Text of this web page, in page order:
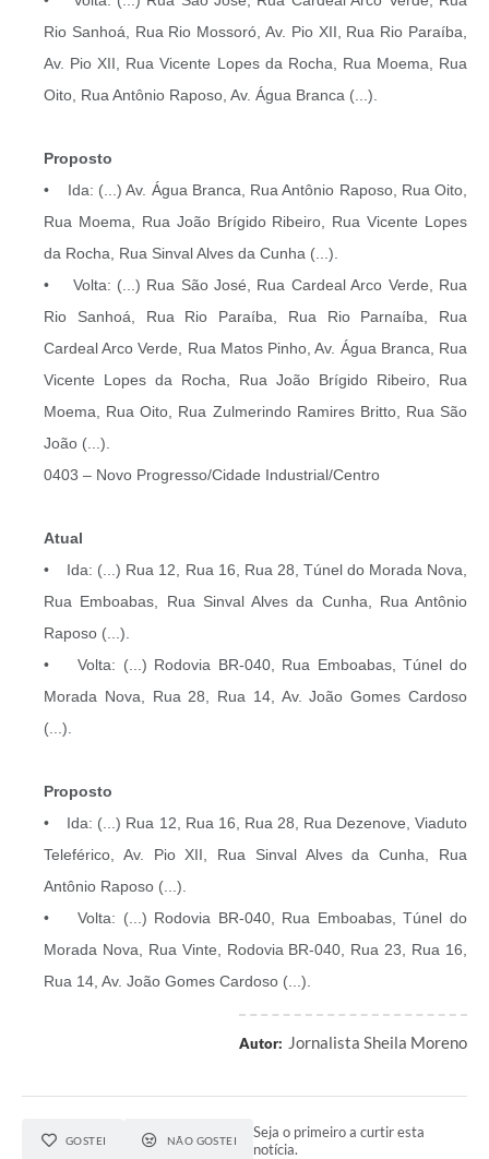
Rio Sanhoá, Rua Rio Mossoró, Av. Pio XII, Rua Rio Paraíba,
Av. Pio XII, Rua Vicente Lopes da Rocha, Rua Moema, Rua
Oito, Rua Antônio Raposo, Av. Água Branca (...).
Proposto
• Ida: (...) Av. Água Branca, Rua Antônio Raposo, Rua Oito,
Rua Moema, Rua João Brígido Ribeiro, Rua Vicente Lopes
da Rocha, Rua Sinval Alves da Cunha (...).
• Volta: (...) Rua São José, Rua Cardeal Arco Verde, Rua
Rio Sanhoá, Rua Rio Paraíba, Rua Rio Parnaíba, Rua
Cardeal Arco Verde, Rua Matos Pinho, Av. Água Branca, Rua
Vicente Lopes da Rocha, Rua João Brígido Ribeiro, Rua
Moema, Rua Oito, Rua Zulmerindo Ramires Britto, Rua São
João (...).
0403 – Novo Progresso/Cidade Industrial/Centro
Atual
• Ida: (...) Rua 12, Rua 16, Rua 28, Túnel do Morada Nova,
Rua Emboabas, Rua Sinval Alves da Cunha, Rua Antônio
Raposo (...).
• Volta: (...) Rodovia BR-040, Rua Emboabas, Túnel do
Morada Nova, Rua 28, Rua 14, Av. João Gomes Cardoso
(...).
Proposto
• Ida: (...) Rua 12, Rua 16, Rua 28, Rua Dezenove, Viaduto
Teleférico, Av. Pio XII, Rua Sinval Alves da Cunha, Rua
Antônio Raposo (...).
• Volta: (...) Rodovia BR-040, Rua Emboabas, Túnel do
Morada Nova, Rua Vinte, Rodovia BR-040, Rua 23, Rua 16,
Rua 14, Av. João Gomes Cardoso (...).
Autor: Jornalista Sheila Moreno
GOSTEI NÃO GOSTEI
Seja o primeiro a curtir esta
notícia.